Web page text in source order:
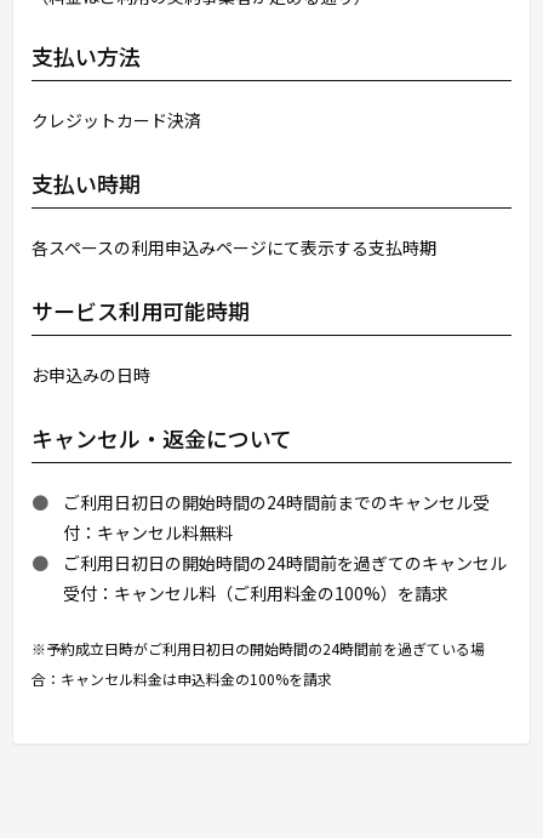
支払い方法
クレジットカード決済
支払い時期
各スペースの利用申込みページにて表示する支払時期
サービス利用可能時期
お申込みの日時
キャンセル・返金について
ご利用日初日の開始時間の24時間前までのキャンセル受
付：キャンセル料無料
ご利用日初日の開始時間の24時間前を過ぎてのキャンセル
受付：キャンセル料（ご利用料金の100%）を請求
※予約成立日時がご利用日初日の開始時間の24時間前を過ぎている場
合：キャンセル料金は申込料金の100%を請求